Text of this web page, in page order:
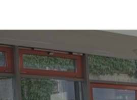
Beitragsnavigation